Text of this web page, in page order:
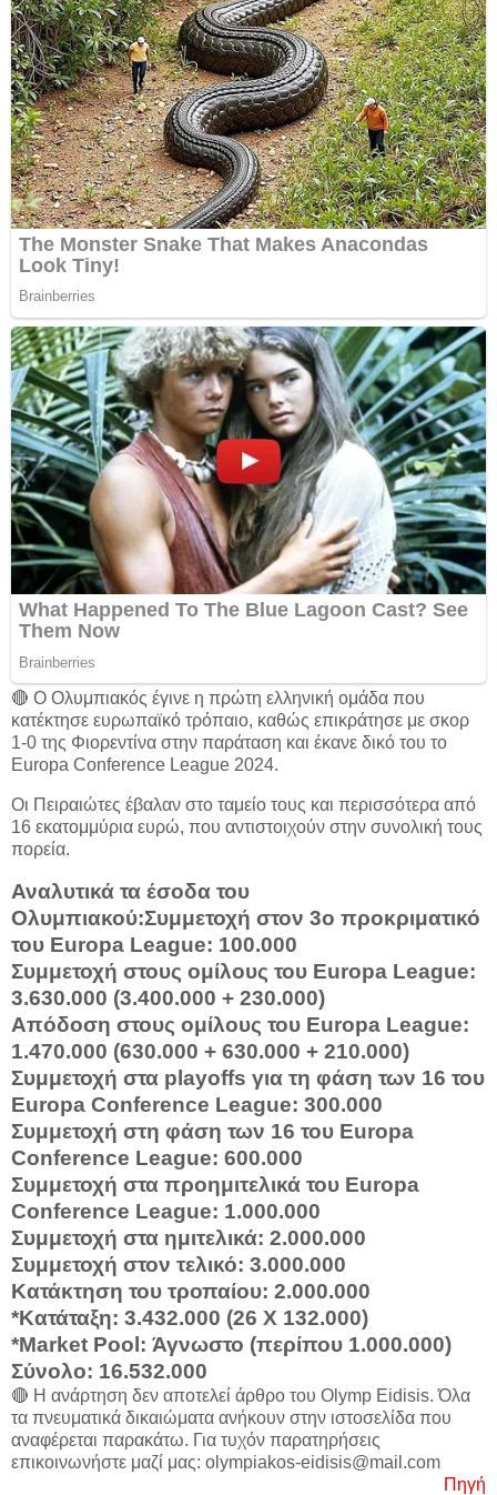
🔴 Ο Ολυμπιακός έγινε η πρώτη ελληνική ομάδα που
κατέκτησε ευρωπαϊκό τρόπαιο, καθώς επικράτησε με σκορ
1-0 της Φιορεντίνα στην παράταση και έκανε δικό του το
Europa Conference League 2024.
Oι Πειραιώτες έβαλαν στο ταμείο τους και περισσότερα από
16 εκατομμύρια ευρώ, που αντιστοιχούν στην συνολική τους
πορεία.
Αναλυτικά τα έσοδα του
Ολυμπιακού:Συμμετοχή στον 3ο προκριματικό
του Europa League: 100.000
Συμμετοχή στους ομίλους του Europa League:
3.630.000 (3.400.000 + 230.000)
Απόδοση στους ομίλους του Europa League:
1.470.000 (630.000 + 630.000 + 210.000)
Συμμετοχή στα playoffs για τη φάση των 16 του
Europa Conference League: 300.000
Συμμετοχή στη φάση των 16 του Europa
Conference League: 600.000
Συμμετοχή στα προημιτελικά του Europa
Conference League: 1.000.000
Συμμετοχή στα ημιτελικά: 2.000.000
Συμμετοχή στον τελικό: 3.000.000
Κατάκτηση του τροπαίου: 2.000.000
*Κατάταξη: 3.432.000 (26 X 132.000)
*Market Pool: Άγνωστο (περίπου 1.000.000)
Σύνολο: 16.532.000
🔴 Η ανάρτηση δεν αποτελεί άρθρο του Olymp Eidisis. Όλα
τα πνευματικά δικαιώματα ανήκουν στην ιστοσελίδα που
αναφέρεται παρακάτω. Για τυχόν παρατηρήσεις
επικοινωνήστε μαζί μας: olympiakos-eidisis@mail.com
Πηγή